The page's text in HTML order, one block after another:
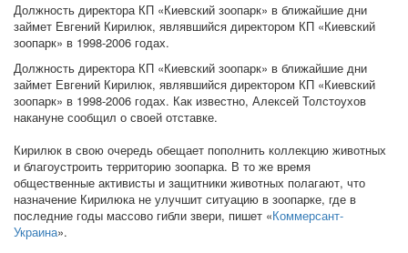
Должность директора КП «Киевский зоопарк» в ближайшие дни
займет Евгений Кирилюк, являвшийся директором КП «Киевский
зоопарк» в 1998-2006 годах.
Должность директора КП «Киевский зоопарк» в ближайшие дни
займет Евгений Кирилюк, являвшийся директором КП «Киевский
зоопарк» в 1998-2006 годах. Как известно, Алексей Толстоухов
накануне сообщил о своей отставке.
Кирилюк в свою очередь обещает пополнить коллекцию животных
и благоустроить территорию зоопарка. В то же время
общественные активисты и защитники животных полагают, что
назначение Кирилюка не улучшит ситуацию в зоопарке, где в
последние годы массово гибли звери, пишет «Коммерсант-
Украина».